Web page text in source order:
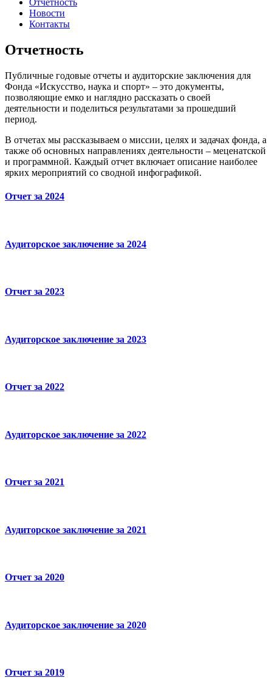
Отчетность
Новости
Контакты
Отчетность
Публичные годовые отчеты и аудиторские заключения для
Фонда «Искусство, наука и спорт» – это документы,
позволяющие емко и наглядно рассказать о своей
деятельности и поделиться результатами за прошедший
период.
В отчетах мы рассказываем о миссии, целях и задачах фонда, а
также об основных направлениях деятельности – меценатской
и программной. Каждый отчет включает описание наиболее
ярких мероприятий со сводной инфографикой.
Отчет за 2024
Аудиторское заключение за 2024
Отчет за 2023
Аудиторское заключение за 2023
Отчет за 2022
Аудиторское заключение за 2022
Отчет за 2021
Аудиторское заключение за 2021
Отчет за 2020
Аудиторское заключение за 2020
Отчет за 2019